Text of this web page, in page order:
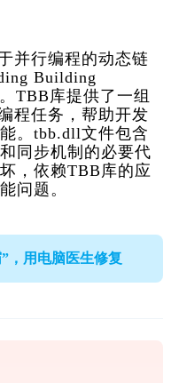
并行编程的动态链
Building
TBB库提供了一组
程任务，帮助开发
。tbb.dll文件包含
同步机制的必要代
，依赖TBB库的应
问题。
，用电脑医生修复